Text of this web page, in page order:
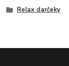
Relax darčeky